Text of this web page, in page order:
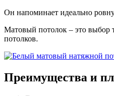
Он напоминает идеально
Матовый потолок – это выбор
потолков.
Преимущества и